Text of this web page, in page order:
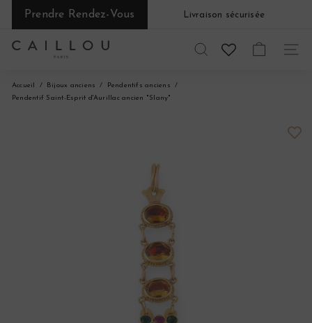
Passer
contenu
Prendre Rendez-Vous Livraison sécurisée
C
i
RECHERCHER
Accueil Bijoux anciens
Pendentifs anciens
Pendentif Saint-Esprit d'Aurillac ancien "Slany"